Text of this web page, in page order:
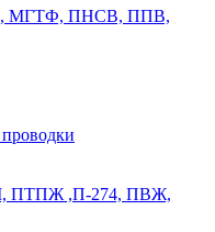
ПНСВ, ППВ,
ПТПЖ ,П-274, ПВЖ,